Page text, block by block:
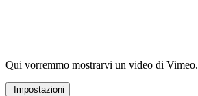
Qui vorremmo mostrarvi un video di Vimeo.
Impostazioni